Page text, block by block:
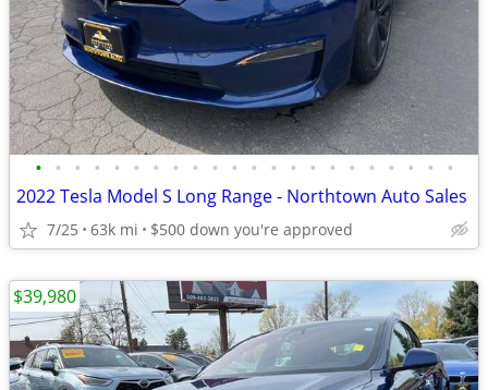
• • • • • • • • • • • • • • • • • • • • • •
2022 Tesla Model S Long Range - Northtown Auto Sales
7/25 63k mi $500 down you're approved
$39,980